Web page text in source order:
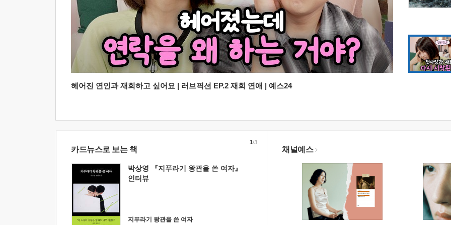
헤어진 연인과 재회하고 싶어요 | 러브픽션 EP.2 재회 연애 | 예스24
카드뉴스로 보는 책
박상영 『지푸라기 왕관을 쓴 여자』
인터뷰
지푸라기 왕관을 쓴 여자
1/3
채널예스